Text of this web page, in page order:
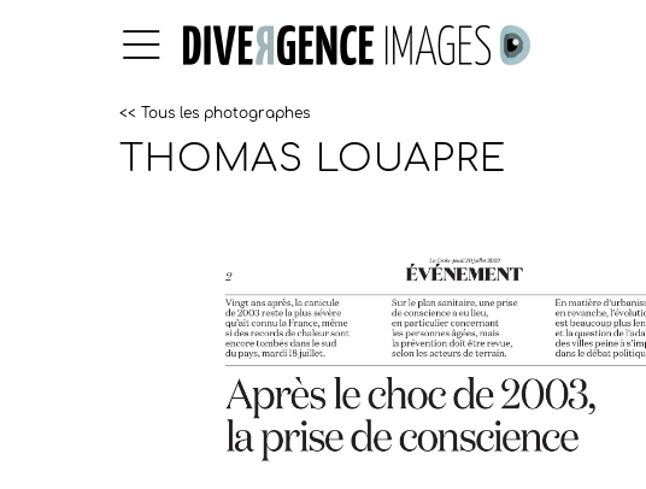
<< Tous les photographes
THOMAS LOUAPRE